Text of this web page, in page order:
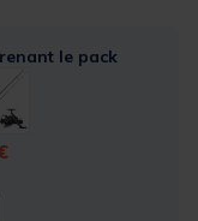
le pack